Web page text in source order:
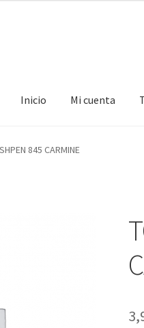
Inicio Mi cuenta
Tienda
845 CARMINE